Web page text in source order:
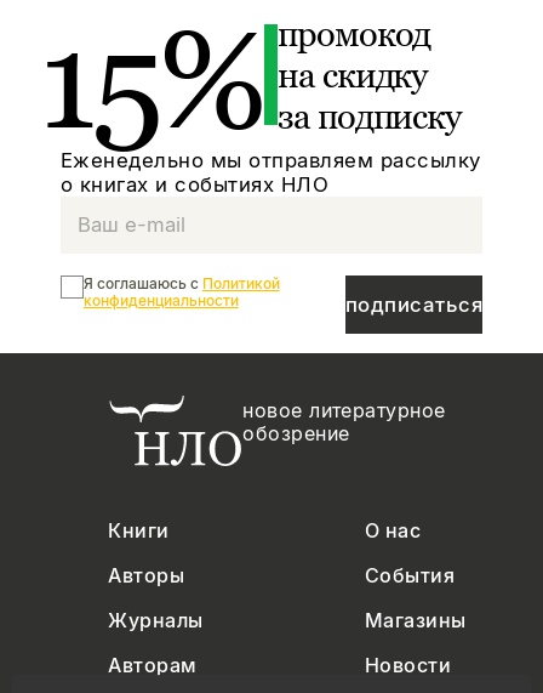
15% промокод
на скидку
за подписку
Еженедельно мы отправляем рассылку
о книгах и событиях НЛО
подписаться
Я соглашаюсь с Политикой
конфиденциальности
новое литературное
обозрение
Книги
О нас
Авторы
События
Журналы
Магазины
Авторам
Новости